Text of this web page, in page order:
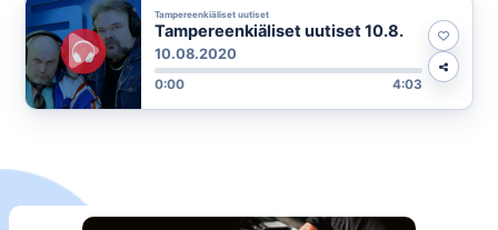
Tampereenkiäliset uutiset
Tampereenkiäliset uutiset 10.8.
10.08.2020
0:00 4:03